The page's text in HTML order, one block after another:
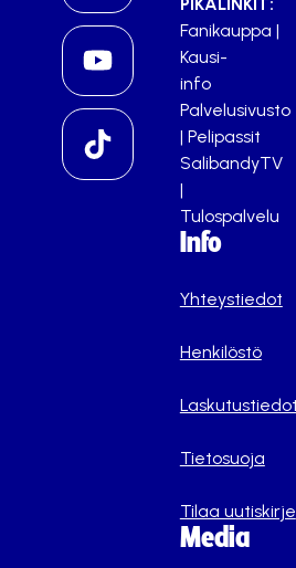
Fanikauppa |
Kausi-
info
Palvelusivusto
| Pelipassit
SalibandyTV
|
Tulospalvelu
Info
Yhteystiedot
Henkilöstö
Laskutustiedot
Tietosuoja
Tilaa uutiskirje
Media